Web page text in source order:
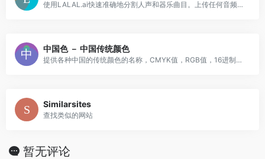
使用LALAL.ai快速准确地分割人声和器乐曲目。上传任何音频文件并在几秒钟内接收高质量的提取曲目。
中国色 － 中国传统颜色
提供各种中国的传统颜色的名称，CMYK值，RGB值，16进制表示。
Similarsites
查找类似的网站
暂无评论